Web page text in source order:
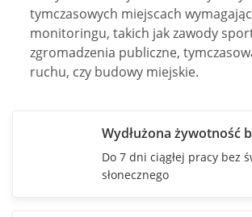
tymczasowych miejscach
monitoringu, takich jak zawody
zgromadzenia publiczne,
ruchu, czy budowy miejskie.
Wydłużona żywotność
Do 7 dni ciągłej pracy bez
słonecznego